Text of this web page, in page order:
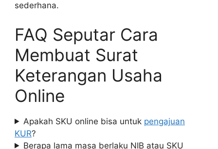
sederhana.
FAQ Seputar Cara
Membuat Surat
Keterangan Usaha
Online
Apakah SKU online bisa untuk pengajuan
KUR?
Berapa lama masa berlaku NIB atau SKU